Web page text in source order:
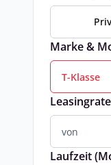
Marke &
T-Klasse
Leasingrate
Laufzeit